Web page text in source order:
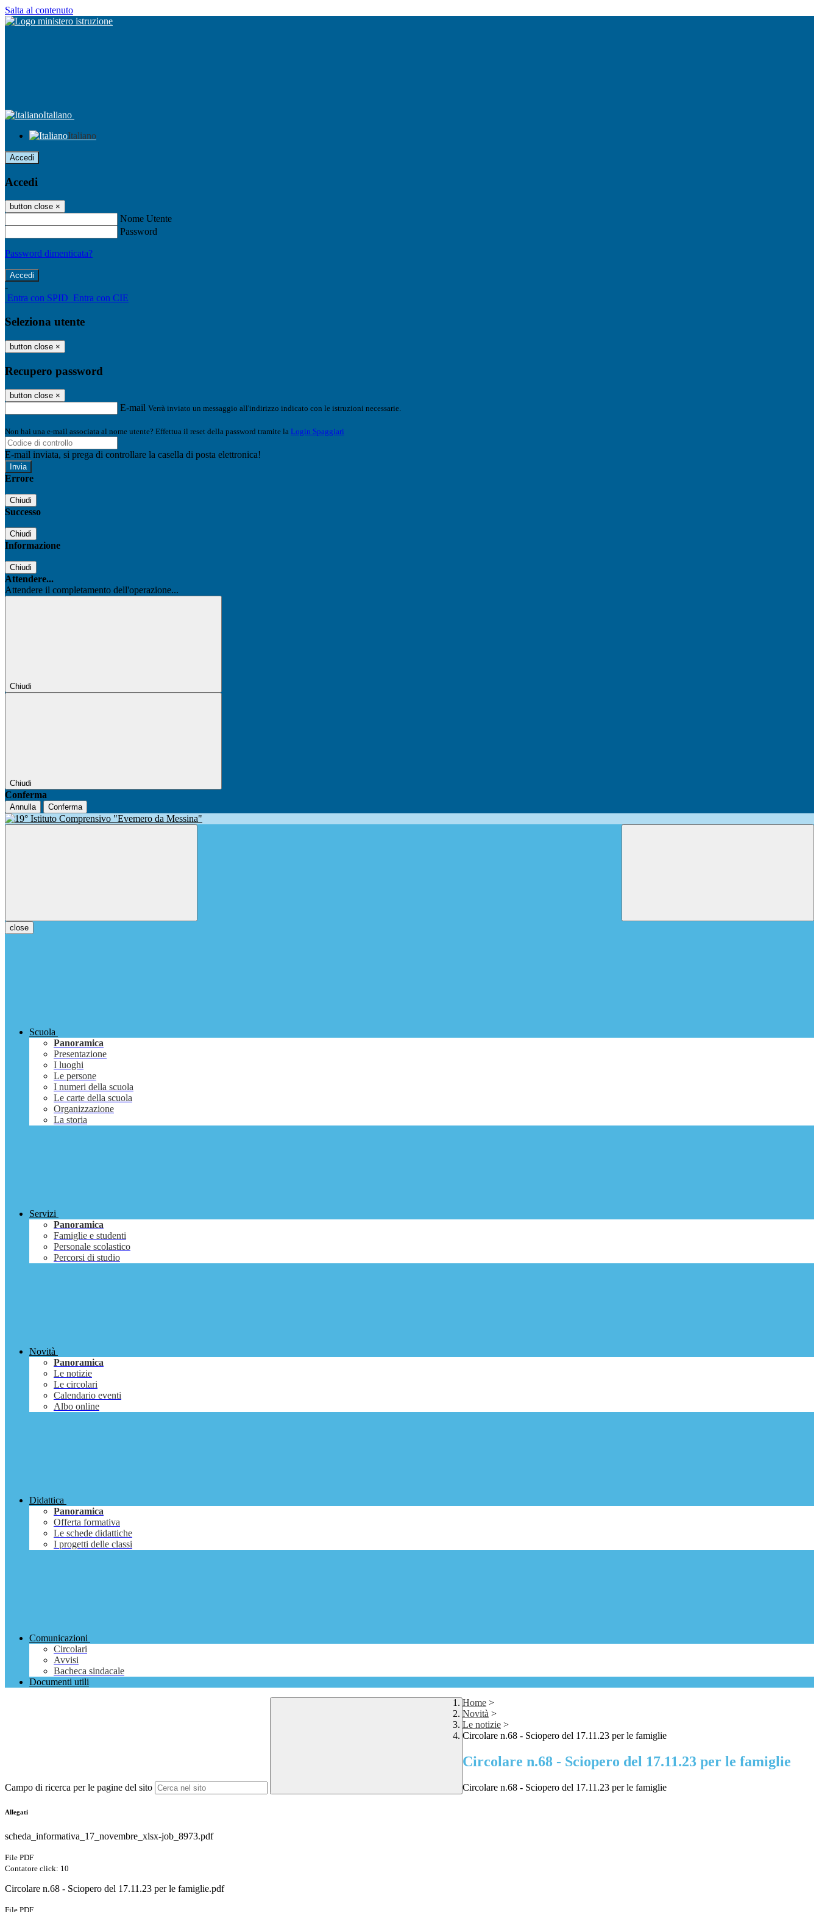
Salta al contenuto
Italiano
Italiano
Accedi
Accedi
button close ×
Nome Utente
Password
Password dimenticata?
-
Entra con SPID Entra con CIE
Seleziona utente
button close ×
Recupero password
button close ×
E-mail Verrà inviato un messaggio all'indirizzo indicato con le istruzioni necessarie.
Non hai una e-mail associata al nome utente? Effettua il reset della password tramite la Login Spaggiari
E-mail inviata, si prega di controllare la casella di posta elettronica!
Errore
Chiudi
Successo
Chiudi
Informazione
Chiudi
Attendere...
Attendere il completamento dell'operazione...
Chiudi
Chiudi
Conferma
Annulla Conferma
close
Scuola
Panoramica
Presentazione
I luoghi
Le persone
I numeri della scuola
Le carte della scuola
Organizzazione
La storia
Servizi
Panoramica
Famiglie e studenti
Personale scolastico
Percorsi di studio
Novità
Panoramica
Le notizie
Le circolari
Calendario eventi
Albo online
Didattica
Panoramica
Offerta formativa
Le schede didattiche
I progetti delle classi
Comunicazioni
Circolari
Avvisi
Bacheca sindacale
Documenti utili
Campo di ricerca per le pagine del sito
Home >
Novità >
Le notizie >
Circolare n.68 - Sciopero del 17.11.23 per le famiglie
Circolare n.68 - Sciopero del 17.11.23 per le famiglie
Circolare n.68 - Sciopero del 17.11.23 per le famiglie
Allegati
scheda_informativa_17_novembre_xlsx-job_8973.pdf
File PDF
Contatore click: 10
Circolare n.68 - Sciopero del 17.11.23 per le famiglie.pdf
File PDF